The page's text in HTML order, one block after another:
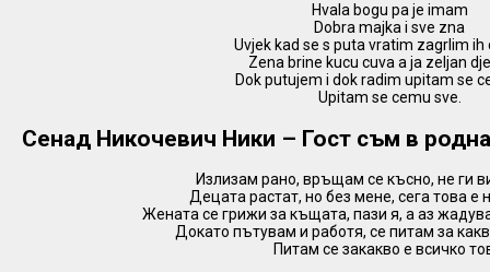
Hvala bogu pa je imam
Dobra majka i sve zna
Uvjek kad se s puta vratim zagrlim ih
Zena brine kucu cuva a ja zeljan
Dok putujem i dok radim upitam se
Upitam se cemu sve.
Сенад Никочевич Ники – Гост съм в
Излизам рано, връщам се късно, не ги
Децата растат, но без мене, сега това е
Жената се грижи за къщата, пази я, а аз
Докато пътувам и работя, се питам за
Питам се закакво е всичко